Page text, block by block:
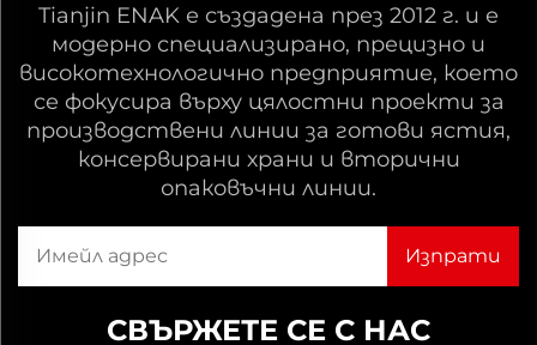
Tianjin ENAK е създадена през 2012 г. и е
модерно специализирано, прецизно и
високотехнологично предприятие, което
се фокусира върху цялостни проекти за
производствени линии за готови ястия,
консервирани храни и вторични
опаковъчни линии.
СВЪРЖЕТЕ СЕ С НАС